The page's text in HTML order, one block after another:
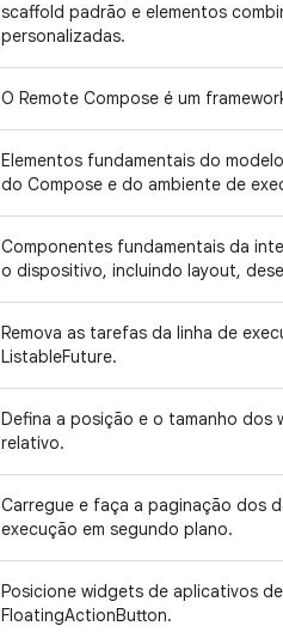
scaffold padrão e elementos
personalizadas.
O Remote Compose é um
Elementos fundamentais do
do Compose e do ambiente de
Componentes fundamentais da
o dispositivo, incluindo layout,
Remova as tarefas da linha de
ListableFuture.
Defina a posição e o tamanho dos
relativo.
Carregue e faça a paginação dos
execução em segundo plano.
Posicione widgets de aplicativos
FloatingActionButton.